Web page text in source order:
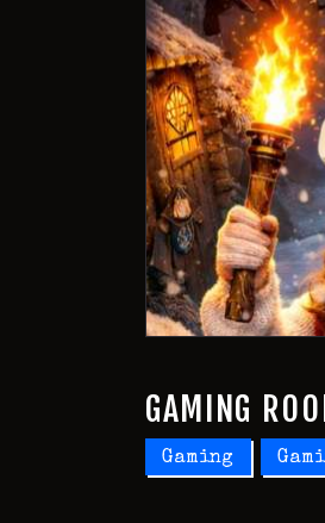
GAMING
Gaming